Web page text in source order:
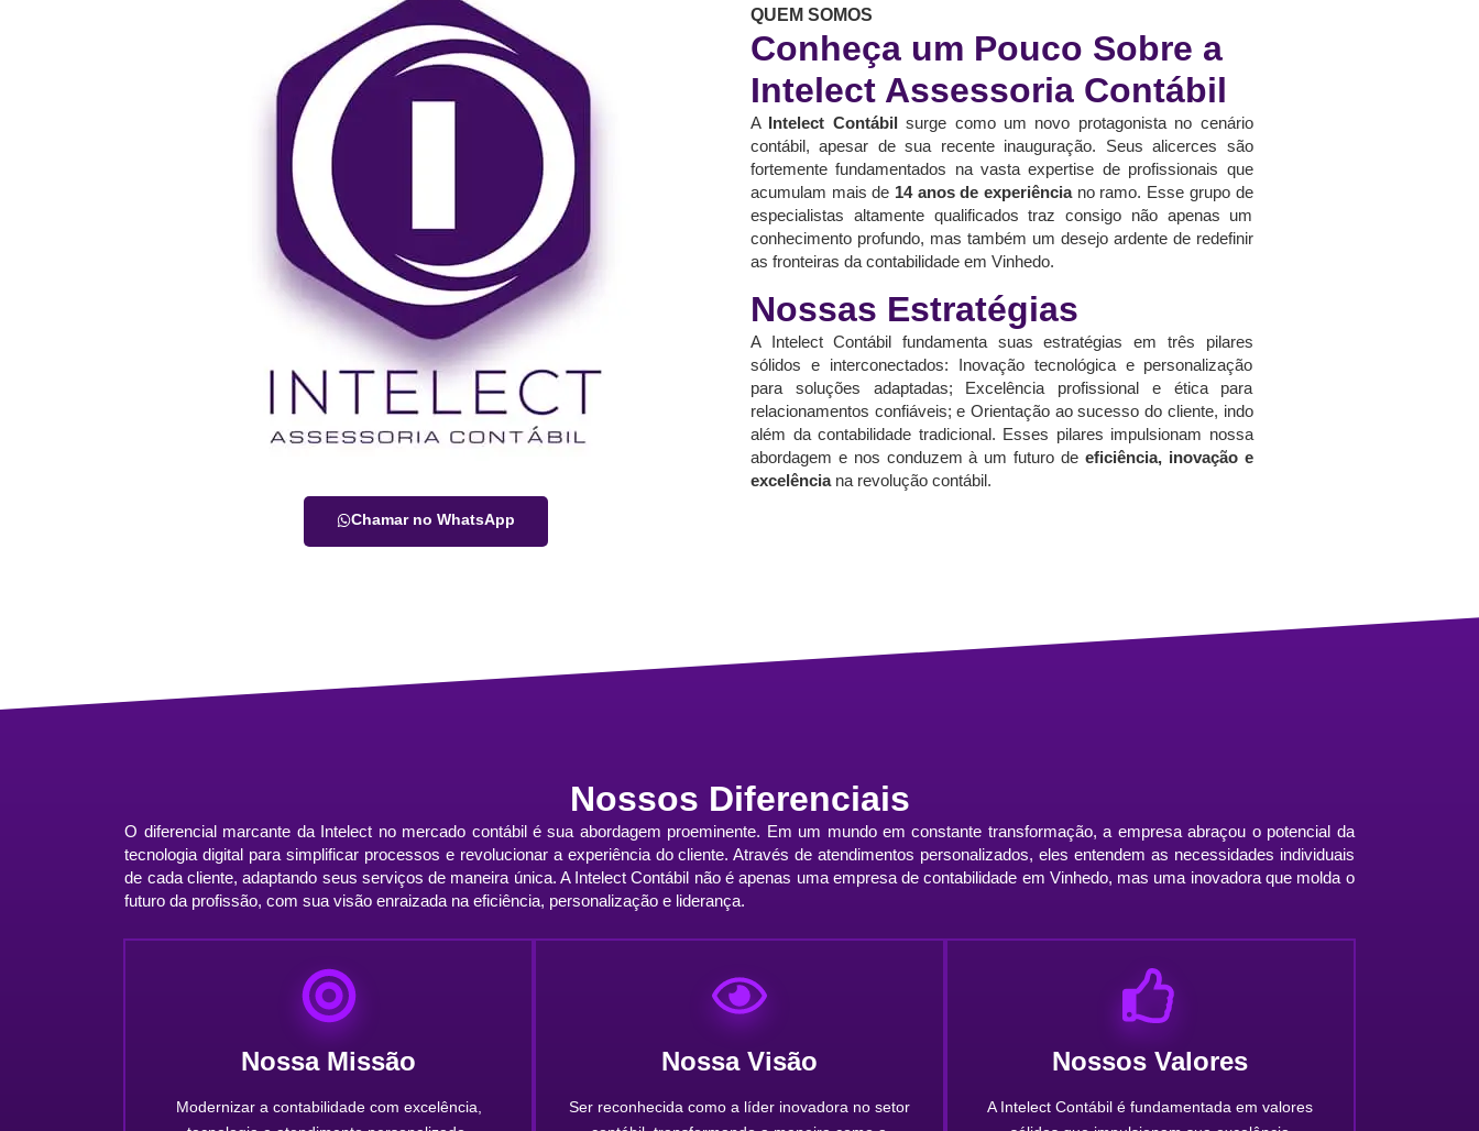
Chamar no WhatsApp
QUEM SOMOS
Conheça um Pouco Sobre a
Intelect Assessoria Contábil
A Intelect Contábil surge como um novo protagonista no cenário
contábil, apesar de sua recente inauguração. Seus alicerces são
fortemente fundamentados na vasta expertise de profissionais que
acumulam mais de 14 anos de experiênciano ramo. Esse grupo de
especialistas altamente qualificados traz consigo não apenas um
conhecimento profundo, mas também um desejo ardente de redefinir
as fronteiras da contabilidade em Vinhedo.
Nossas Estratégias
A Intelect Contábil fundamenta suas estratégias em três pilares
sólidos e interconectados: Inovação tecnológica e personalização
para soluções adaptadas; Excelência profissional e ética para
relacionamentos confiáveis; e Orientação ao sucesso do cliente, indo
além da contabilidade tradicional. Esses pilares impulsionam nossa
abordagem e nos conduzem à um futuro de eficiência, inovação e
excelênciana revolução contábil.
Nossos Diferenciais
O diferencial marcante da Intelect no mercado contábil é sua abordagem proeminente. Em um mundo em constante transformação, a empresa abraçou o potencial da
tecnologia digital para simplificar processos e revolucionar a experiência do cliente. Através de atendimentos personalizados, eles entendem as necessidades individuais
de cada cliente, adaptando seus serviços de maneira única. A Intelect Contábil não é apenas uma empresa de contabilidade em Vinhedo, mas uma inovadora que molda o
futuro da profissão, com sua visão enraizada na eficiência, personalização e liderança.
Nossa Missão
Modernizar a contabilidade com excelência,
Nossa Visão
Ser reconhecida como a líder inovadora no setor
Nossos Valores
A Intelect Contábil é fundamentada em valores